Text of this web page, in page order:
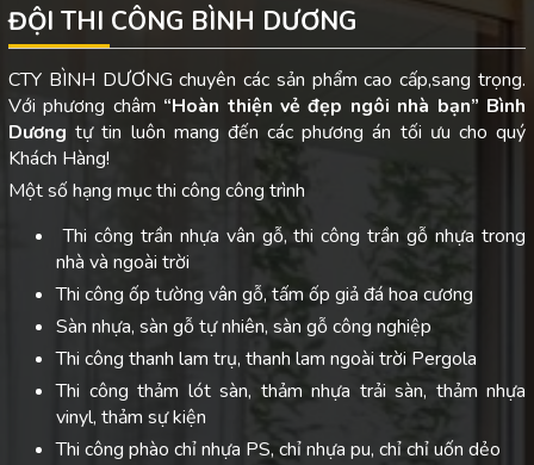
ĐỘI THI CÔNG BÌNH DƯƠNG
CTY BÌNH DƯƠNG chuyên các sản phẩm cao cấp,sang trọng.
Với phương châm “Hoàn thiện vẻ đẹp ngôi nhà bạn” Bình
Dươngtự tin luôn mang đến các phương án tối ưu cho quý
Khách Hàng!
Một số hạng mục thi công công trình
Thi công trần nhựa vân gỗ, thi công trần gỗ nhựa trong
nhà và ngoài trời
Thi công ốp tường vân gỗ, tấm ốp giả đá hoa cương
Sàn nhựa, sàn gỗ tự nhiên, sàn gỗ công nghiệp
Thi công thanh lam trụ, thanh lam ngoài trời Pergola
Thi công thảm lót sàn, thảm nhựa trải sàn, thảm nhựa
vinyl, thảm sự kiện
Thi công phào chỉ nhựa PS, chỉ nhựa pu, chỉ chỉ uốn dẻo